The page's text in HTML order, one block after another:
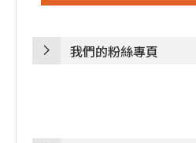
我們的粉絲專頁